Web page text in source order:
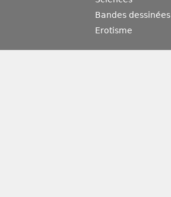
Bandes dessinées
Erotisme